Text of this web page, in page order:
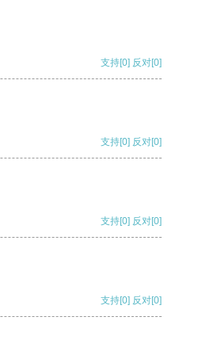
支持[0] 反对[0]
支持[0] 反对[0]
支持[0] 反对[0]
支持[0] 反对[0]